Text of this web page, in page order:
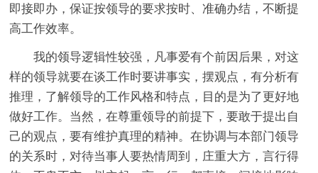
即接即办，保证按领导的要求按时、准确办结，不断提
高工作效率。
我的领导逻辑性较强，凡事爱有个前因后果，对这
样的领导就要在谈工作时要讲事实，摆观点，有分析有
推理，了解领导的工作风格和特点，目的是为了更好地
做好工作。当然，在尊重领导的前提下，要敢于提出自
己的观点，要有维护真理的精神。在协调与本部门领导
的关系时，对待当事人要热情周到，庄重大方，言行得